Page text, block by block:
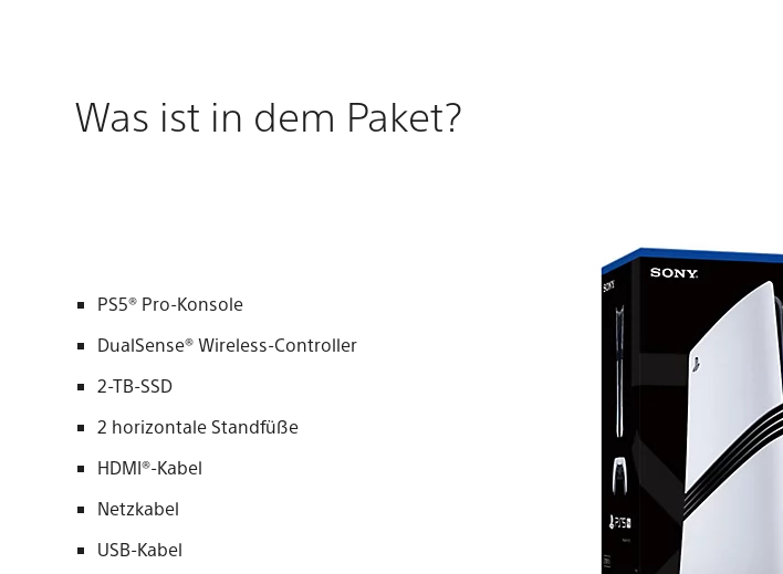
Was ist in dem Paket?
PS5® Pro-Konsole
DualSense® Wireless-Controller
2-TB-SSD
2 horizontale Standfüße
HDMI®-Kabel
Netzkabel
USB-Kabel